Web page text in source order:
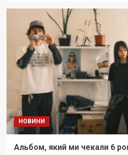
НОВИНИ
Альбом, який ми чекали 6